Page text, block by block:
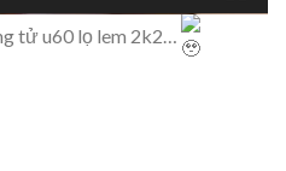
tử u60 lọ lem 2k2…